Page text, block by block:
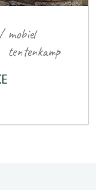
/ mobiel
tentenkamp